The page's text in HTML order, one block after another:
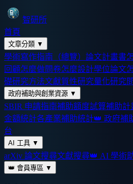
智研所
首頁
文章分類 ▼
學術寫作指南（總覽） 論文計畫書
回顧怎麼做問卷怎麼設計學位論文
礎研究方法文獻質性研究量化研究
政府補助與創業資源 ▼
SBIR 申請指南補助額度試算補助計
金額統計各產業補助統計👑 政府補
台
AI 工具 ▼
arXiv 論文搜尋文獻搜尋👑 AI 學術
👑 會員專區 ▼